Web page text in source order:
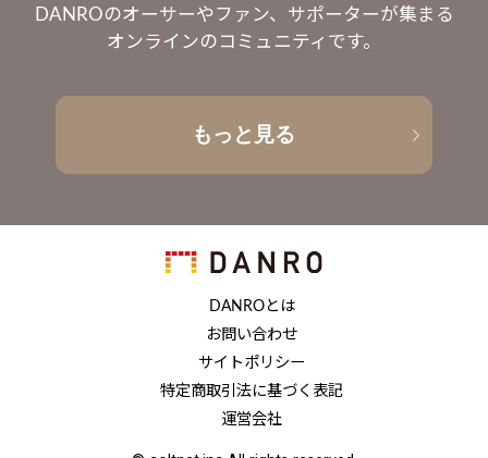
DANROのオーサーやファン、サポーターが集まる
オンラインのコミュニティです。
もっと見る
DANROとは
お問い合わせ
サイトポリシー
特定商取引法に基づく表記
運営会社